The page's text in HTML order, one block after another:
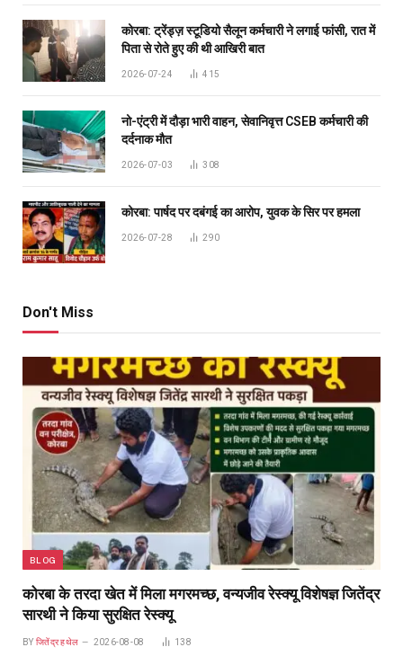
कोरबा: ट्रेंड्ज़ स्टूडियो सैलून कर्मचारी ने लगाई फांसी, रात में
पिता से रोते हुए की थी आखिरी बात
2026-07-24 415
नो-एंट्री में दौड़ा भारी वाहन, सेवानिवृत्त CSEB कर्मचारी की
दर्दनाक मौत
2026-07-03 308
कोरबा: पार्षद पर दबंगई का आरोप, युवक के सिर पर हमला
2026-07-28 290
Don't Miss
BLOG
कोरबा के तरदा खेत में मिला मगरमच्छ, वन्यजीव रेस्क्यू विशेषज्ञ जितेंद्र
सारथी ने किया सुरक्षित रेस्क्यू
BY जितेंद्र हथेल 2026-08-08 138